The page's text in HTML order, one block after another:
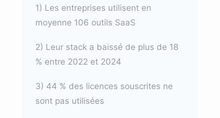
1) Les entreprises utilisent en
moyenne 106 outils SaaS
2) Leur stack a baissé de plus de 18
% entre 2022 et 2024
3) 44 % des licences souscrites ne
sont pas utilisées